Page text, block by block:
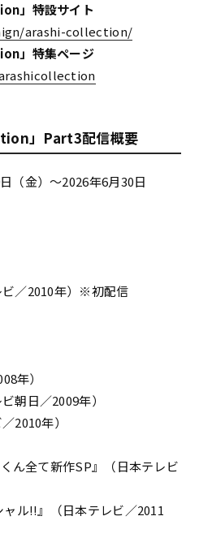
」特設サイト
arashi-collection/
」特集ページ
」Part3配信概要
（金）～2026年6月30日
ビ／2010年）※初配信
年）
朝日／2009年）
2010年）
ん全て新作SP』（日本テレビ
ャル!!』（日本テレビ／2011